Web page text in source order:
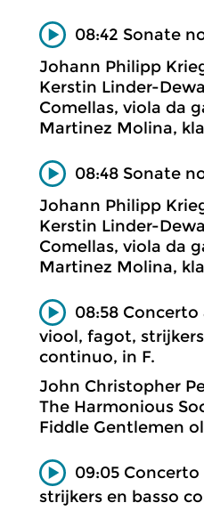
08:42 Sonate
Johann Philipp
Kerstin Linder-
Comellas, viola da
Martinez Molina,
08:48 Sonate
Johann Philipp
Kerstin Linder-
Comellas, viola da
Martinez Molina,
08:58
viool, fagot,
continuo, in F.
John Christopher
The Harmonious
Fiddle Gentlemen
09:05
strijkers en basso